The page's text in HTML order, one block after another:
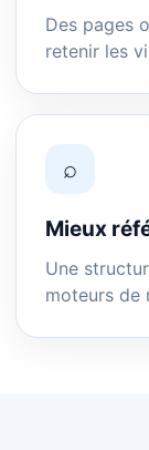
Des pages
retenir les
⌕
Mieux
Une
moteurs de